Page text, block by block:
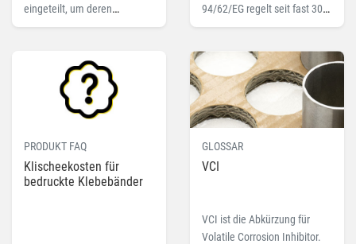
eingeteilt, um deren
"Gefährdungsgrad" eindeutig
Sie hier mehr zu dem
Fachbegriff.
94/62/EG regelt seit fast 30
Jahren das Inverkehrbringen,
Verwertung von
Verpackungen in der
Europäischen Union. In
Deutschland wird sie aktuell
noch vom
Verpackungsgesetz
(VerpackG) umgesetzt.
PRODUKT FAQ
Klischeekosten für
bedruckte Klebebänder
GLOSSAR
VCI
VCI ist die Abkürzung für
Volatile Corrosion Inhibitor.